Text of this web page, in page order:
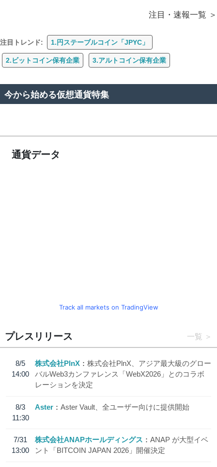
注目・速報一覧
注目トレンド: 1.円ステーブルコイン「JPYC」
2.ビットコイン保有企業 3.アルトコイン保有企業
今から始める仮想通貨特集
通貨データ
Track all markets on TradingView
プレスリリース 一覧
8/5
14:00
株式会社PlnX
株式会社PlnX、アジア最大級のグロー
バルWeb3カンファレンス「WebX2026」とのコラボ
レーションを決定
8/3
11:30
Aster Aster Vault、全ユーザー向けに提供開始
7/31
13:00
株式会社ANAPホールディングス
ANAP が大型イベ
ント「BITCOIN JAPAN 2026」開催決定